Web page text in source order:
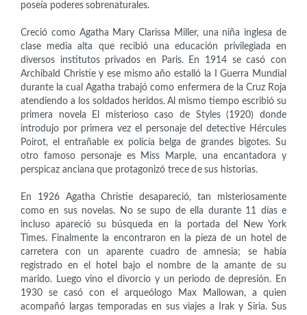
poseía poderes sobrenaturales.
Creció como Agatha Mary Clarissa Miller, una niña inglesa de
clase media alta que recibió una educación privilegiada en
diversos institutos privados en Paris. En 1914 se casó con
Archibald Christie y ese mismo año estalló la I Guerra Mundial
durante la cual Agatha trabajó como enfermera de la Cruz Roja
atendiendo a los soldados heridos. Al mismo tiempo escribió su
primera novela El misterioso caso de Styles (1920) donde
introdujo por primera vez el personaje del detective Hércules
Poirot, el entrañable ex policía belga de grandes bigotes. Su
otro famoso personaje es Miss Marple, una encantadora y
perspicaz anciana que protagonizó trece de sus historias.
En 1926 Agatha Christie desapareció, tan misteriosamente
como en sus novelas. No se supo de ella durante 11 días e
incluso apareció su búsqueda en la portada del New York
Times. Finalmente la encontraron en la pieza de un hotel de
carretera con un aparente cuadro de amnesia; se había
registrado en el hotel bajo el nombre de la amante de su
marido. Luego vino el divorcio y un periodo de depresión. En
1930 se casó con el arqueólogo Max Mallowan, a quien
acompañó largas temporadas en sus viajes a Irak y Siria. Sus